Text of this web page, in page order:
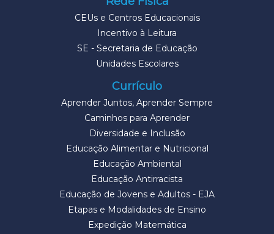
CEUs e Centros Educacionais
Incentivo à Leitura
SE - Secretaria de Educação
Unidades Escolares
Currículo
Aprender Juntos, Aprender Sempre
Caminhos para Aprender
Diversidade e Inclusão
Educação Alimentar e Nutricional
Educação Ambiental
Educação Antirracista
Educação de Jovens e Adultos - EJA
Etapas e Modalidades de Ensino
Expedição Matemática